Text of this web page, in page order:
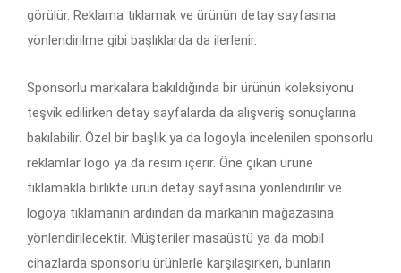
görülür. Reklama tıklamak ve ürünün detay sayfasına
yönlendirilme gibi başlıklarda da ilerlenir.
Sponsorlu markalara bakıldığında bir ürünün koleksiyonu
teşvik edilirken detay sayfalarda da alışveriş sonuçlarına
bakılabilir. Özel bir başlık ya da logoyla incelenilen sponsorlu
reklamlar logo ya da resim içerir. Öne çıkan ürüne
tıklamakla birlikte ürün detay sayfasına yönlendirilir ve
logoya tıklamanın ardından da markanın mağazasına
yönlendirilecektir. Müşteriler masaüstü ya da mobil
cihazlarda sponsorlu ürünlerle karşılaşırken, bunların